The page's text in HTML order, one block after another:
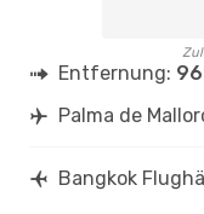
Entfernung:
Palma de
Bangkok